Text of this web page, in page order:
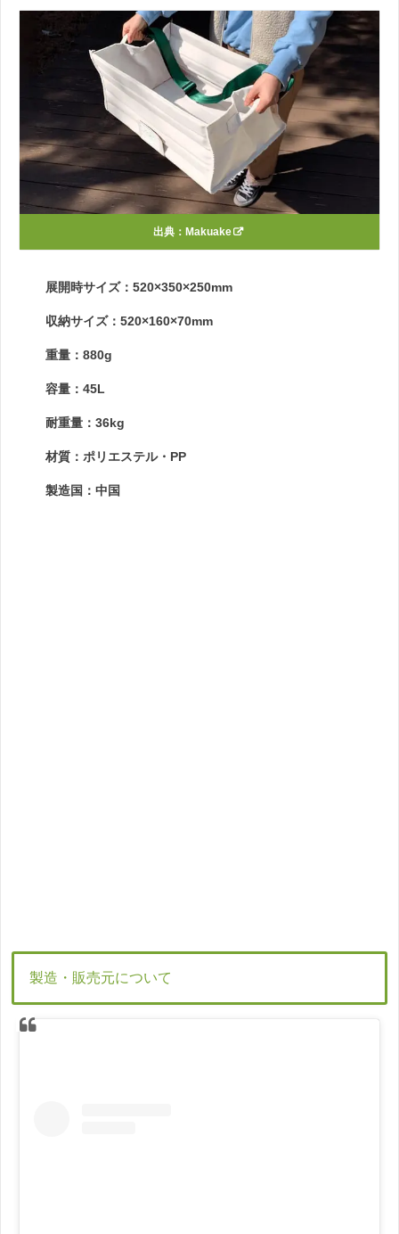
出典： Makuake
展開時サイズ：520×350×250mm
収納サイズ：520×160×70mm
重量：880g
容量：45L
耐重量：36kg
材質：ポリエステル・PP
製造国：中国
製造・販売元について